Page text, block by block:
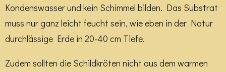
Kondenswasser und kein Schimmel bilden. Das Substrat
muss nur ganz leicht feucht sein, wie eben in der Natur
durchlässige Erde in 20-40 cm Tiefe.
Zudem sollten die Schildkröten nicht aus dem warmen